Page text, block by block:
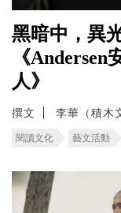
黑暗中，異
《
人》
撰文 李華（積木
閱讀文化 藝文活動